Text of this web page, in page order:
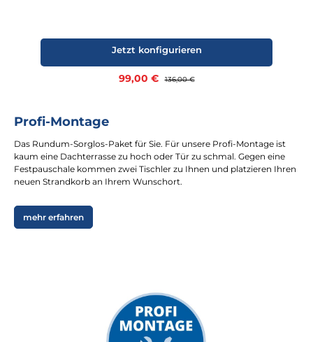
Verkaufspreis:
99,00 € Regulärer Preis:
136,00 €
Jetzt konfigurieren
Profi-Montage
Das Rundum-Sorglos-Paket für Sie. Für unsere Profi-Montage ist
kaum eine Dachterrasse zu hoch oder Tür zu schmal. Gegen eine
Festpauschale kommen zwei Tischler zu Ihnen und platzieren Ihren
neuen Strandkorb an Ihrem Wunschort.
mehr erfahren